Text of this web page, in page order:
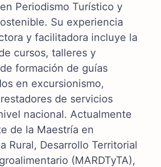
Periodismo Turístico y
Su experiencia
y facilitadora incluye la
cursos, talleres y
formación de guías
en excursionismo,
de servicios
nacional. Actualmente
de la Maestría en
Rural, Desarrollo Territorial
(MARDTyTA),